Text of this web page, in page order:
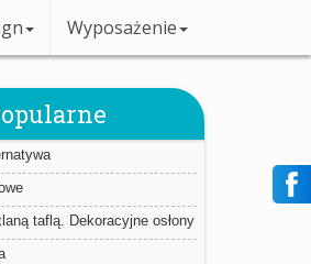
Wyposażenie
taflą. Dekoracyjne osłony